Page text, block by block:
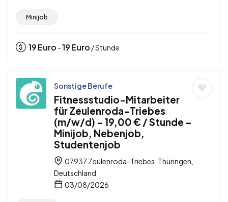
Minijob
19Euro -19Euro / Stunde
Sonstige Berufe
Fitnessstudio-Mitarbeiter
für Zeulenroda-Triebes
(m/w/d) – 19,00 € / Stunde –
Minijob, Nebenjob,
Studentenjob
07937 Zeulenroda-Triebes, Thüringen,
Deutschland
03/08/2026